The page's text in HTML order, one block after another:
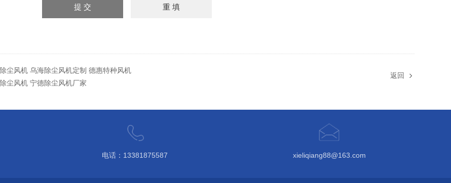
除尘风机 乌海除尘风机定制 德惠特种风机
除尘风机 宁德除尘风机厂家
返回
电话：13381875587 xieliqiang88@163.com